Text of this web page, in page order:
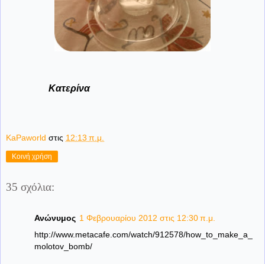
Κατερίνα
KaPaworld στις 12:13 π.μ.
Κοινή χρήση
35 σχόλια:
Ανώνυμος 1 Φεβρουαρίου 2012 στις 12:30 π.μ.
http://www.metacafe.com/watch/912578/how_to_make_a_
molotov_bomb/